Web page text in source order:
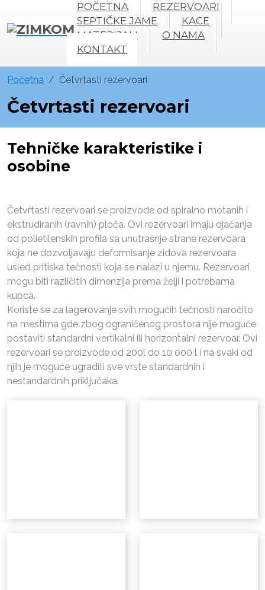
POČETNA
REZERVOARI
SEPTIČKE JAME
KACE
MATERIJALI
O NAMA
KONTAKT
Početna Četvrtasti rezervoari
Četvrtasti rezervoari
Tehničke karakteristike i
osobine
Četvrtasti rezervoari se proizvode od spiralno motanih i
ekstrudiranih (ravnih) ploča. Ovi rezervoari imaju ojačanja
od polietilenskih profila sa unutrašnje strane rezervoara
koja ne dozvoljavaju deformisanje zidova rezervoara
usled pritiska tečnosti koja se nalazi u njemu. Rezervoari
mogu biti različitih dimenzija prema želji i potrebama
kupca.
Koriste se za lagerovanje svih mogućih tečnosti naročito
na mestima gde zbog ograničenog prostora nije moguće
postaviti standardni vertikalni ili horizontalni rezervoar. Ovi
rezervoari se proizvode od 200l do 10 000 l i na svaki od
njih je moguće ugraditi sve vrste standardnih i
nestandardnih priključaka.